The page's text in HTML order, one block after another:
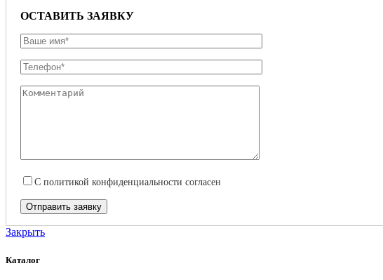
ОСТАВИТЬ ЗАЯВКУ
С политикой конфиденциальности согласен
Закрыть
Каталог